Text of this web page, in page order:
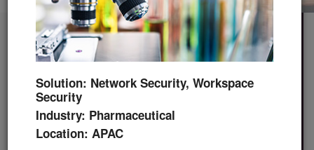
Solution: Network Security, Workspace
Security
Industry: Pharmaceutical
Location: APAC
60개 이상
산업군 지원
100,000개 이상